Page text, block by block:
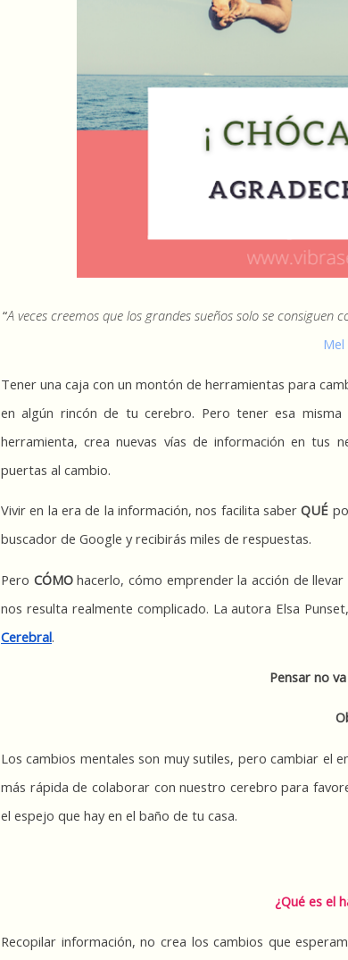
“A veces creemos que los grandes sueños solo se
Mel
Tener una caja con un montón de herramientas para
en algún rincón de tu cerebro. Pero tener esa
herramienta, crea nuevas vías de información en tus
puertas al cambio.
Vivir en la era de la información, nos facilita saber QUÉ
buscador de Google y recibirás miles de respuestas.
Pero CÓMO hacerlo, cómo emprender la acción de
nos resulta realmente complicado. La autora Elsa
Cerebral.
Pensar no
Los cambios mentales son muy sutiles, pero cambiar el
más rápida de colaborar con nuestro cerebro para
el espejo que hay en el baño de tu casa.
¿Qué es el
Recopilar información, no crea los cambios que